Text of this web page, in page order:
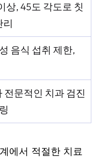
상, 45도 각도로 칫
리
음식 섭취 제한,
전문적인 치과 검진
에서 적절한 치료